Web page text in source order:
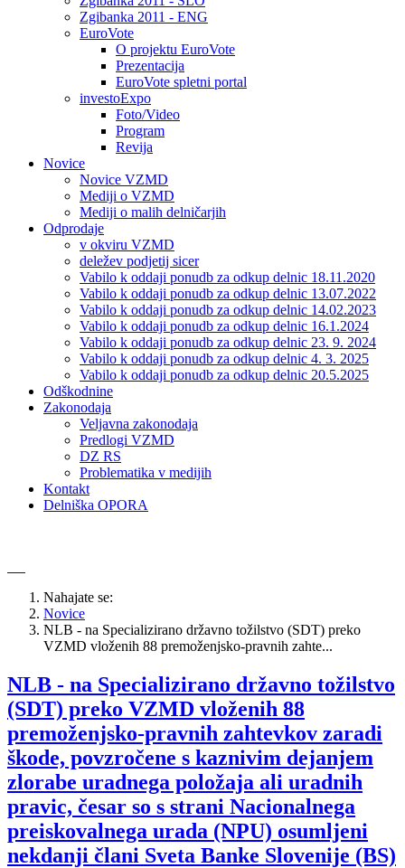
Zgibanka 2011 - ENG
EuroVote
O projektu EuroVote
Prezentacija
EuroVote spletni portal
investoExpo
Foto/Video
Program
Revija
Novice
Novice VZMD
Mediji o VZMD
Mediji o malih delničarjih
Odprodaje
v okviru VZMD
deležev podjetij sicer
Vabilo k oddaji ponudb za odkup delnic 18.11.2020
Vabilo k oddaji ponudb za odkup delnic 13.07.2022
Vabilo k oddaji ponudb za odkup delnic 14.02.2023
Vabilo k oddaji ponudb za odkup delnic 16.1.2024
Vabilo k oddaji ponudb za odkup delnic 23. 9. 2024
Vabilo k oddaji ponudb za odkup delnic 4. 3. 2025
Vabilo k oddaji ponudb za odkup delnic 20.5.2025
Odškodnine
Zakonodaja
Veljavna zakonodaja
Predlogi VZMD
DZ RS
Problematika v medijih
Kontakt
Delniška OPORA
Nahajate se:
Novice
NLB - na Specializirano državno tožilstvo (SDT) preko
VZMD vloženih 88 premoženjsko-pravnih zahte...
NLB - na Specializirano državno tožilstvo
(SDT) preko VZMD vloženih 88
premoženjsko-pravnih zahtevkov zaradi
škode, povzročene s kaznivim dejanjem
zlorabe uradnega položaja ali uradnih
pravic, česar so s strani Nacionalnega
preiskovalnega urada (NPU) osumljeni
nekdanji člani Sveta Banke Slovenije (BS)